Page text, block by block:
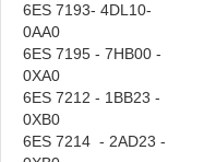
6ES 7193- 4DL10-
6ES 7195 - 7HB00 -
6ES 7212 - 1BB23 -
6ES 7214 - 2AD23 -